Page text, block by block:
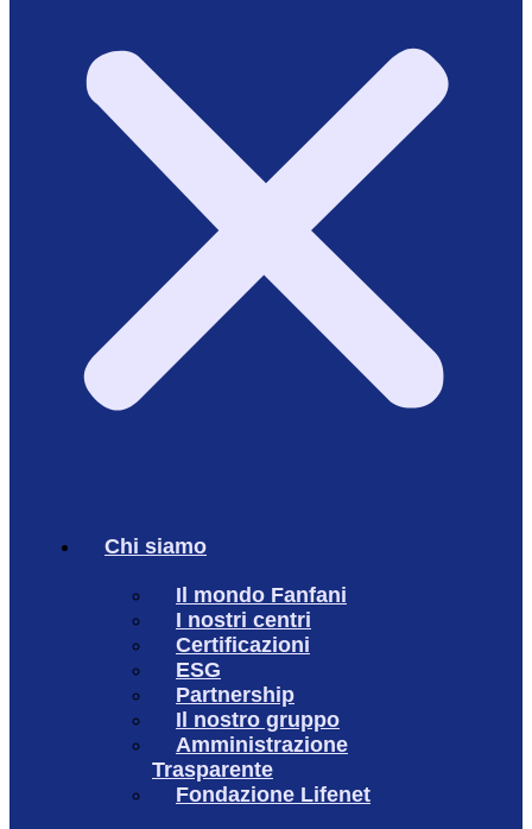
Chi siamo
Il mondo Fanfani
I nostri centri
Certificazioni
ESG
Partnership
Il nostro gruppo
Amministrazione
Trasparente
Fondazione Lifenet